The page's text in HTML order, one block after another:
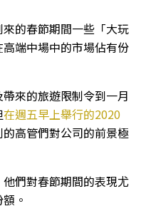
的春節期間一些「大玩
端中場中的市場佔有份
來的旅遊限制令到一月
在週五早上舉行的2020
的高管們對公司的前景極
們對春節期間的表現尤
。